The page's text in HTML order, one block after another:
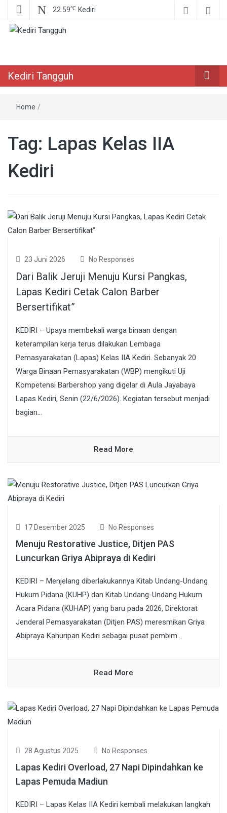
22.59℃ Kediri
Kediri Tangguh
Home /
Tag: Lapas Kelas IIA
Kediri
23 Juni 2026 No Responses
Dari Balik Jeruji Menuju Kursi Pangkas,
Lapas Kediri Cetak Calon Barber
Bersertifikat”
KEDIRI – Upaya membekali warga binaan dengan
keterampilan kerja terus dilakukan Lembaga
Pemasyarakatan (Lapas) Kelas IIA Kediri. Sebanyak 20
Warga Binaan Pemasyarakatan (WBP) mengikuti Uji
Kompetensi Barbershop yang digelar di Aula Jayabaya
Lapas Kediri, Senin (22/6/2026). Kegiatan tersebut menjadi
bagian...
Read More
17 Desember 2025 No Responses
Menuju Restorative Justice, Ditjen PAS
Luncurkan Griya Abipraya di Kediri
KEDIRI – Menjelang diberlakukannya Kitab Undang-Undang
Hukum Pidana (KUHP) dan Kitab Undang-Undang Hukum
Acara Pidana (KUHAP) yang baru pada 2026, Direktorat
Jenderal Pemasyarakatan (Ditjen PAS) meresmikan Griya
Abipraya Kahuripan Kediri sebagai pusat pembim...
Read More
28 Agustus 2025 No Responses
Lapas Kediri Overload, 27 Napi Dipindahkan ke
Lapas Pemuda Madiun
KEDIRI – Lapas Kelas IIA Kediri kembali melakukan langkah